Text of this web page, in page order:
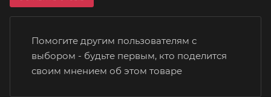
Помогите другим пользователям с
выбором - будьте первым, кто поделится
своим мнением об этом товаре